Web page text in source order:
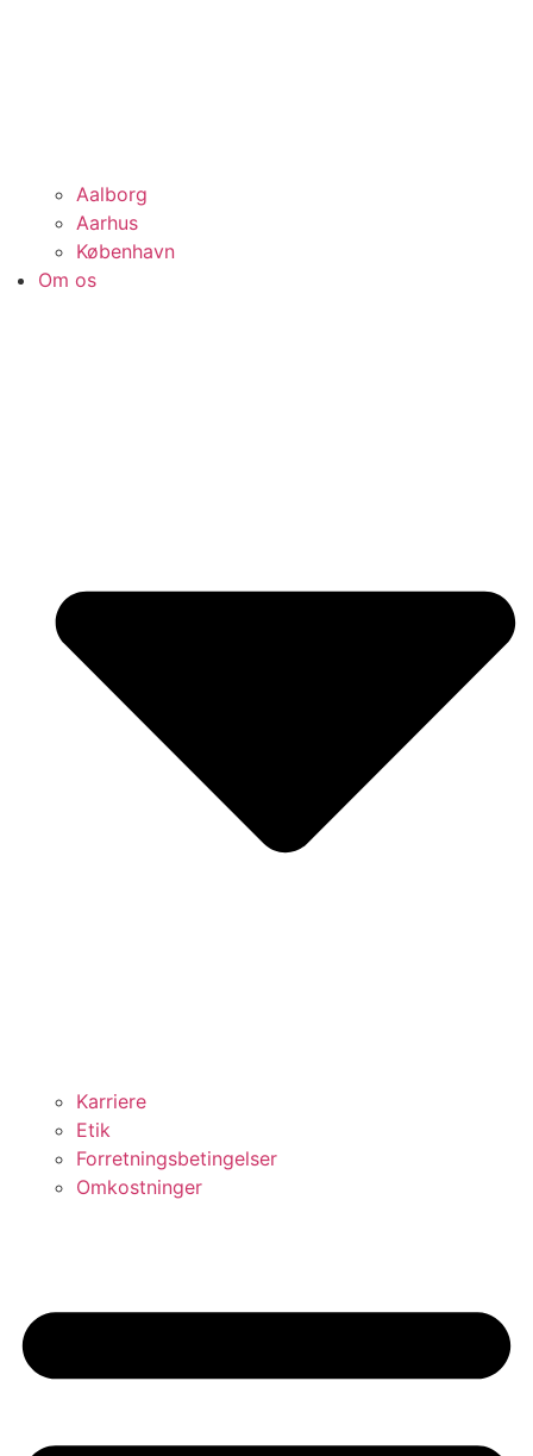
Aalborg
Aarhus
København
Om os
Karriere
Etik
Forretningsbetingelser
Omkostninger